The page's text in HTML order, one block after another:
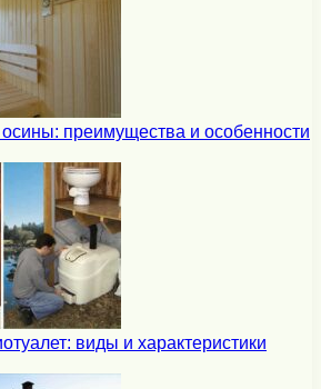
осины: преимущества и особенности
виды и характеристики